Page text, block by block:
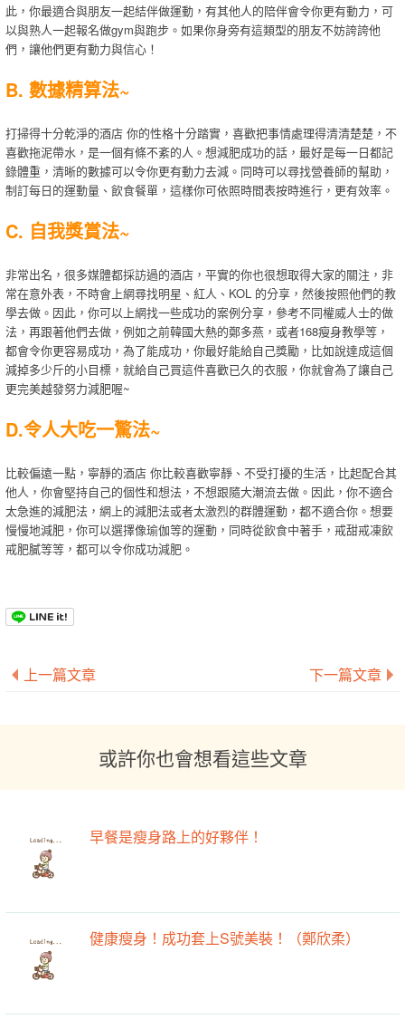
此，你最適合與朋友一起結伴做運動，有其他人的陪伴會令你更有動力，可
以與熟人一起報名做gym與跑步。如果你身旁有這類型的朋友不妨誇誇他
們，讓他們更有動力與信心！
B. 數據精算法~
打掃得十分乾淨的酒店 你的性格十分踏實，喜歡把事情處理得清清楚楚，不
喜歡拖泥帶水，是一個有條不紊的人。想減肥成功的話，最好是每一日都記
錄體重，清晰的數據可以令你更有動力去減。同時可以尋找營養師的幫助，
制訂每日的運動量、飲食餐單，這樣你可依照時間表按時進行，更有效率。
C. 自我獎賞法~
非常出名，很多媒體都採訪過的酒店，平實的你也很想取得大家的關注，非
常在意外表，不時會上網尋找明星、紅人、KOL 的分享，然後按照他們的教
學去做。因此，你可以上網找一些成功的案例分享，參考不同權威人士的做
法，再跟著他們去做，例如之前韓國大熱的鄭多燕，或者168瘦身教學等，
都會令你更容易成功，為了能成功，你最好能給自己獎勵，比如說達成這個
減掉多少斤的小目標，就給自己買這件喜歡已久的衣服，你就會為了讓自己
更完美越發努力減肥喔~
D.令人大吃一驚法~
比較偏遠一點，寧靜的酒店 你比較喜歡寧靜、不受打擾的生活，比起配合其
他人，你會堅持自己的個性和想法，不想跟隨大潮流去做。因此，你不適合
太急進的減肥法，網上的減肥法或者太激烈的群體運動，都不適合你。想要
慢慢地減肥，你可以選擇像瑜伽等的運動，同時從飲食中著手，戒甜戒凍飲
戒肥膩等等，都可以令你成功減肥。
上一篇文章 下一篇文章
或許你也會想看這些文章
早餐是瘦身路上的好夥伴！
健康瘦身！成功套上S號美裝！（鄭欣柔）